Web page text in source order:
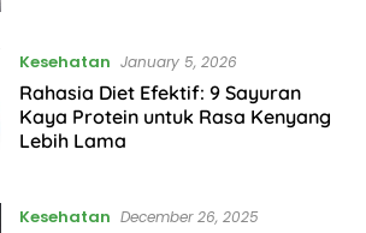
Kesehatan January 5, 2026
Rahasia Diet Efektif: 9 Sayuran
Kaya Protein untuk Rasa Kenyang
Lebih Lama
Kesehatan December 26, 2025